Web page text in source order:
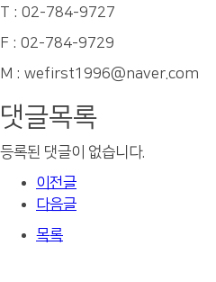
T : 02-784-9727
F : 02-784-9729
M : wefirst1996@naver.com
댓글목록
등록된 댓글이 없습니다.
이전글
다음글
목록